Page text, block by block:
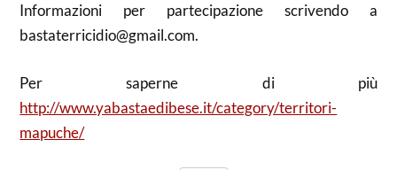
Informazioni per partecipazione scrivendo a
bastaterricidio@gmail.com.
Per saperne di più
http://www.yabastaedibese.it/category/territori-
mapuche/